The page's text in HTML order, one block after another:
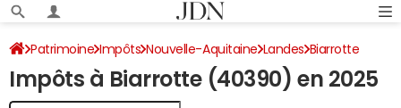
Patrimoine Impôts Nouvelle-Aquitaine Landes Biarrotte
Impôt sur le revenu
Impôts à Biarrotte (40390) en 2025